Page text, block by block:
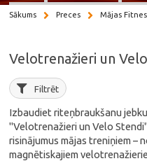
Sākums Preces Mājas
Velotrenažieri un
Filtrēt
Izbaudiet riteņbraukšanu
"Velotrenažieri un Velo
risinājumus mājas treniņiem –
magnētiskajiem